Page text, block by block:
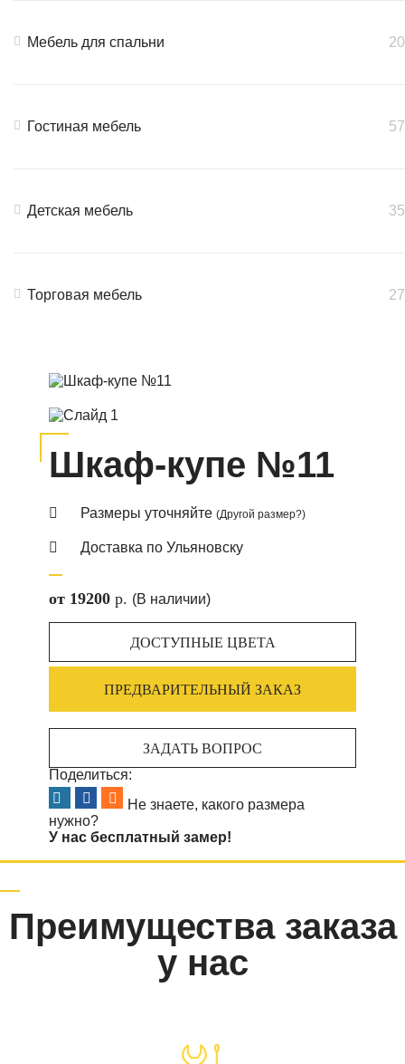
Мебель для спальни 20
Гостиная мебель 57
Детская мебель 35
Торговая мебель 27
Шкаф-купе №11
Размеры уточняйте (Другой размер?)
Доставка по Ульяновску
от 19200 p. (В наличии)
ДОСТУПНЫЕ ЦВЕТА
ПРЕДВАРИТЕЛЬНЫЙ ЗАКАЗ
ЗАДАТЬ ВОПРОС
Поделиться:
Не знаете, какого размера
нужно?
У нас бесплатный замер!
Преимущества заказа
у нас